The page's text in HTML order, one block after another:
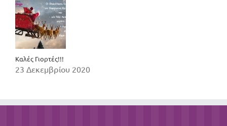
Καλές Γιορτές!!!
23 Δεκεμβρίου 2020